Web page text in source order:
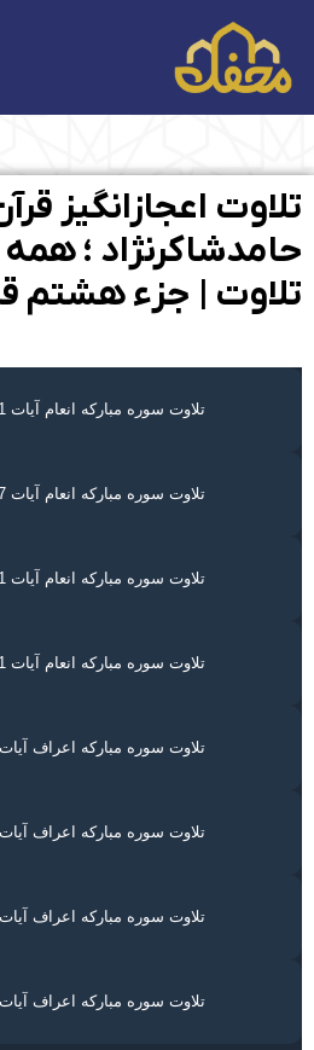
محتوا
تلاوت اعجاز‌انگیز
حامدشاکرنژاد ؛
تلاوت | جزء هشتم
تلاوت سوره مبارکه انعام آیات 111 تا 126
تلاوت سوره مبارکه انعام آیات 127 تا 140
تلاوت سوره مبارکه انعام آیات 141 تا 150
تلاوت سوره مبارکه انعام آیات 151 تا 165
تلاوت سوره مبارکه اعراف آیات 1 تا 30
تلاوت سوره مبارکه اعراف آیات 31 تا 46
تلاوت سوره مبارکه اعراف آیات 47 تا 64
تلاوت سوره مبارکه اعراف آیات 65 تا 87